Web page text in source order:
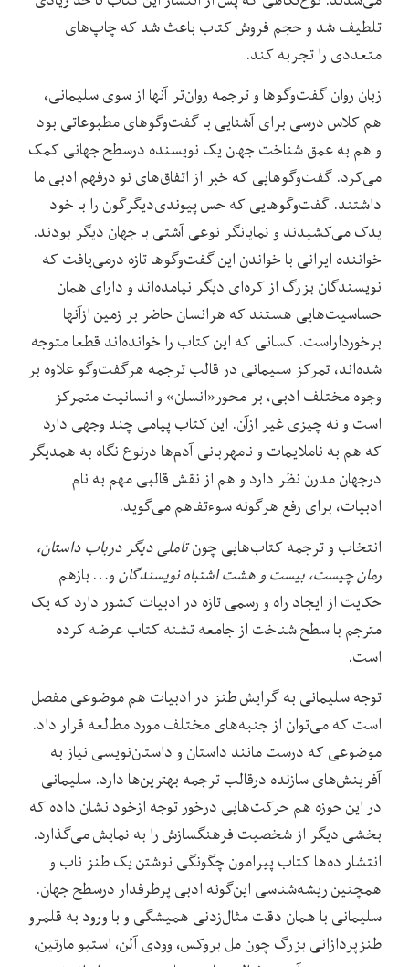
تلطیف شد و حجم فروش کتاب باعث شد که چاپ‌های
متعددی را تجربه کند.
زبان روان گفت‌وگوها و ترجمه روان‌تر آنها از سوی سلیمانی،
هم کلاس درسی برای آشنایی با گفت‌وگوهای مطبوعاتی بود
و هم به عمق شناخت جهان یک نویسنده درسطح جهانی کمک
می‌کرد. گفت‌وگوهایی که خبر از اتفاق‌های نو درفهم ادبی ما
داشتند. گفت‌وگوهایی که حس پیوندی‌دیگرگون را با خود
یدک می‌کشیدند و نمایانگر نوعی آشتی با جهان دیگر بودند.
خواننده ایرانی با خواندن این گفت‌وگوها تازه درمی‌یافت که
نویسندگان بزرگ از کره‌ای دیگر نیامده‌اند و دارای همان
حساسیت‌هایی هستند که هرانسان حاضر بر زمین ازآنها
برخوردار‌است. کسانی که این کتاب را خوانده‌اند قطعا متوجه
شده‌اند، تمرکز سلیمانی در قالب ترجمه هرگفت‌وگو علاوه بر
وجوه مختلف ادبی، بر محور«انسان» و انسانیت متمرکز
است و نه چیزی غیر ازآن. این کتاب پیامی چند وجهی دارد
که هم به ناملایمات و نامهربانی آدم‌ها درنوع نگاه به همدیگر
درجهان مدرن نظر دارد و هم از نقش قالبی مهم به نام
ادبیات، برای رفع هرگونه سوءتفاهم می‌گوید.
انتخاب و ترجمه کتاب‌هایی چونتاملی دیگر درباب داستان،
رمان چیست، بیست و هشت اشتباه نویسندگانو… بازهم
حکایت از ایجاد راه و رسمی تازه در ادبیات کشور دارد که یک
مترجم با سطح شناخت از جامعه تشنه کتاب عرضه کرده
است.
توجه سلیمانی به گرایش طنز در ادبیات هم موضوعی مفصل
است که می‌توان از جنبه‌های مختلف مورد مطالعه قرار داد.
موضوعی که درست مانند داستان و داستان‌نویسی نیاز به
آفرینش‌های سازنده درقالب ترجمه بهترین‌ها دارد. سلیمانی
در این حوزه هم حرکت‌هایی درخور توجه ازخود نشان داده که
بخشی دیگر از شخصیت فرهنگسازش را به نمایش می‌گذارد.
انتشار ده‌ها کتاب پیرامون چگونگی نوشتن یک طنز ناب و
همچنین ریشه‌شناسی این‌گونه ادبی پرطرفدار درسطح جهان.
سلیمانی با همان دقت مثال‌زدنی همیشگی و با ورود به قلمرو
طنز‌پردازانی بزرگ چون مل بروکس، وودی آلن، استیو مارتین،